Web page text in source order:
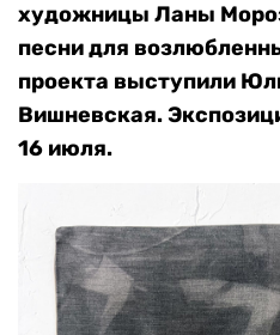
художницы Ланы
песни для
проекта выступили
Вишневская.
16 июля.